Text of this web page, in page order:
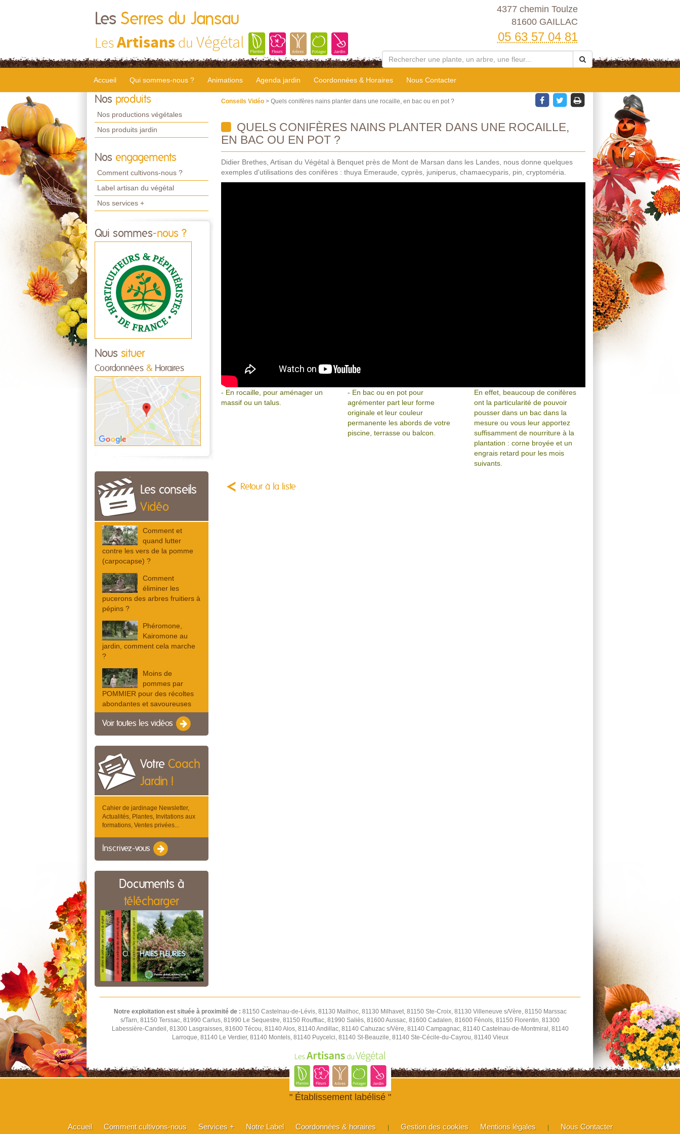
Les Serres du Jansau
LesArtisans du Végétal
4377 chemin Toulze
81600 GAILLAC
05 63 57 04 81
Accueil Qui sommes-nous ? Animations Agenda jardin Coordonnées & Horaires Nous Contacter
Nos produits
Nos productions végétales
Nos produits jardin
Nos engagements
Comment cultivons-nous ?
Label artisan du végétal
Nos services +
Qui sommes-nous ?
Nous situer
Coordonnées & Horaires
Les conseils
Vidéo
Comment et
quand lutter
contre les vers de la pomme
(carpocapse) ?
Comment
éliminer les
pucerons des arbres fruitiers à
pépins ?
Phéromone,
Kairomone au
jardin, comment cela marche
?
Moins de
pommes par
POMMIER pour des récoltes
abondantes et savoureuses
Voir toutes les vidéos
Votre Coach
Jardin !
Cahier de jardinage Newsletter,
Actualités, Plantes, Invitations aux
formations, Ventes privées...
Inscrivez-vous
Documents à
télécharger
Conseils Vidéo > Quels conifères nains planter dans une rocaille, en bac ou en pot ?
QUELS CONIFÈRES NAINS PLANTER DANS UNE ROCAILLE,
EN BAC OU EN POT ?
Didier Brethes, Artisan du Végétal à Benquet près de Mont de Marsan dans les Landes, nous donne quelques
exemples d'utilisations des conifères : thuya Emeraude, cyprès, juniperus, chamaecyparis, pin, cryptoméria.
- En rocaille, pour aménager un
massif ou un talus.
- En bac ou en pot pour
agrémenter part leur forme
originale et leur couleur
permanente les abords de votre
piscine, terrasse ou balcon.
En effet, beaucoup de conifères
ont la particularité de pouvoir
pousser dans un bac dans la
mesure ou vous leur apportez
suffisamment de nourriture à la
plantation : corne broyée et un
engrais retard pour les mois
suivants.
Retour à la liste
Notre exploitation est située à proximité de : 81150 Castelnau-de-Lévis, 81130 Mailhoc, 81130 Milhavet, 81150 Ste-Croix, 81130 Villeneuve s/Vère, 81150 Marssac
s/Tarn, 81150 Terssac, 81990 Carlus, 81990 Le Sequestre, 81150 Rouffiac, 81990 Saliès, 81600 Aussac, 81600 Cadalen, 81600 Fénols, 81150 Florentin, 81300
Labessière-Candeil, 81300 Lasgraisses, 81600 Técou, 81140 Alos, 81140 Andillac, 81140 Cahuzac s/Vère, 81140 Campagnac, 81140 Castelnau-de-Montmiral, 81140
Larroque, 81140 Le Verdier, 81140 Montels, 81140 Puycelci, 81140 St-Beauzile, 81140 Ste-Cécile-du-Cayrou, 81140 Vieux
" Établissement labélisé "
Accueil Comment cultivons-nous Services + Notre Label Coordonnées & horaires | Gestion des cookies Mentions légales | Nous Contacter